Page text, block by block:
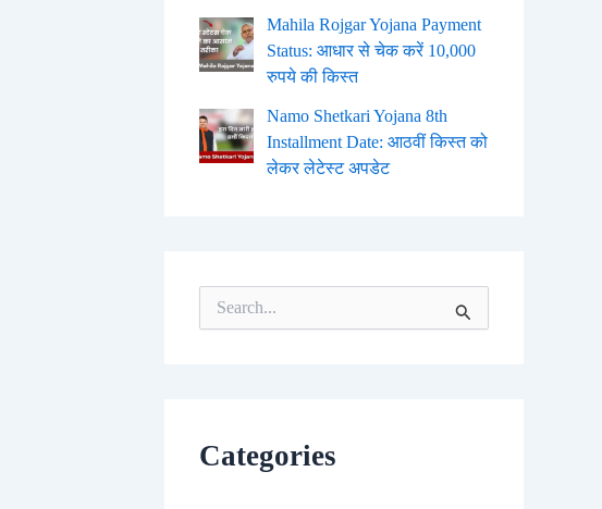
Mahila Rojgar Yojana Payment
Status: आधार से चेक करें 10,000
रुपये की किस्त
Namo Shetkari Yojana 8th
Installment Date: आठवीं किस्त को
लेकर लेटेस्ट अपडेट
o
Categories